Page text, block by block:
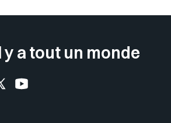
y a tout un monde
de l'UQO
de l'UQO
X (Twitter) de l'UQO
YouTube de l'UQO